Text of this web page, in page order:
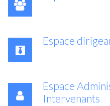
Espace
Espace
Intervenants